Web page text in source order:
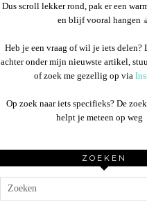
Dus scroll lekker rond, pak er een
en blijf vooral hangen
Heb je een vraag of wil je iets delen?
achter onder mijn nieuwste artikel,
of zoek me gezellig op via
Op zoek naar iets specifieks? De
helpt je meteen op weg
ZOEKEN